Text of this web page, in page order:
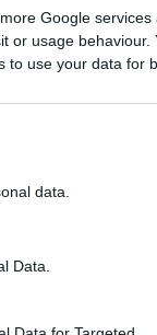
Google
or usage behaviour.
use your data for
data.
Data.